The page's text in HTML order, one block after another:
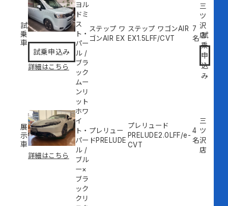
試
乗
車
試乗申込み
詳細はこちら
ヨル
ドミ
ス
ト・
パー
ル/
ブラ
ック
ステップ ワ
ゴンAIR EX
ステップ ワゴンAIR
EX1.5LFF/CVT
7
名
三
ツ
沢
店
試
乗
申
込
み
展
示
車
詳細はこちら
ムー
ンリ
ット
ホワ
イ
ト・
パー
ル/
ブル
ー×
ブラ
ック
プレリュー
ドPRELUDE
プレリュード
PRELUDE2.0LFF/e-
CVT
4
名
三
ツ
沢
店
クリ